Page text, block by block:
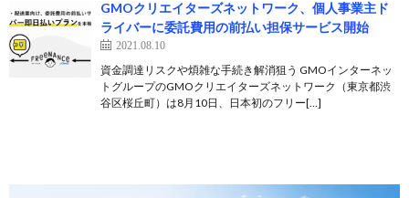
GMOクリエイターズネットワーク、個人事業主ド
ライバーに委託費用の前払い担保サービス開始
2021.08.10
資金調達リスクや煩雑な手続き解消狙う GMOインターネッ
トグループのGMOクリエイターズネットワーク（東京都渋
谷区桜丘町）は8月10日、日本初のフリー[…]